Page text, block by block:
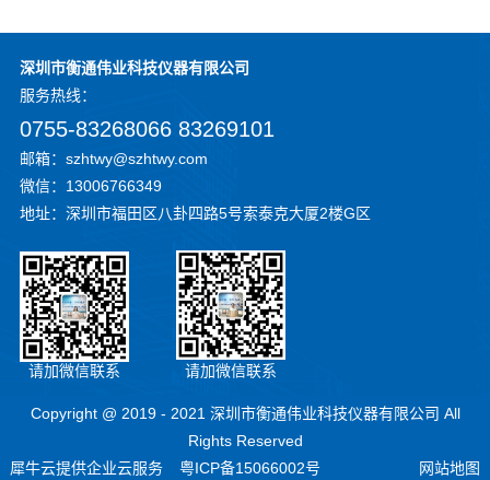
深圳市衡通伟业科技仪器有限公司
服务热线：
0755-83268066 83269101
邮箱：szhtwy@szhtwy.com
微信：13006766349
地址：深圳市福田区八卦四路5号索泰克大厦2楼G区
请加微信联系
请加微信联系
Copyright @ 2019 - 2021 深圳市衡通伟业科技仪器有限公司 All
Rights Reserved
犀牛云提供企业云服务
网站地图
粤ICP备15066002号